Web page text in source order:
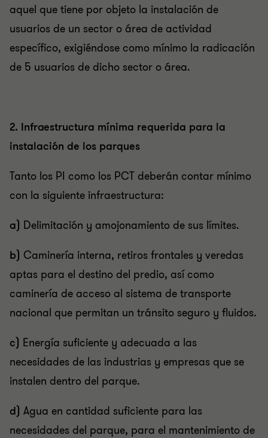
aquel que tiene por objeto la instalación de
usuarios de un sector o área de actividad
específico, exigiéndose como mínimo la radicación
de 5 usuarios de dicho sector o área.
2. Infraestructura mínima requerida para la
instalación de los parques
Tanto los PI como los PCT deberán contar mínimo
con la siguiente infraestructura:
a) Delimitación y amojonamiento de sus límites.
b) Caminería interna, retiros frontales y veredas
aptas para el destino del predio, así como
caminería de acceso al sistema de transporte
nacional que permitan un tránsito seguro y fluidos.
c) Energía suficiente y adecuada a las
necesidades de las industrias y empresas que se
instalen dentro del parque.
d) Agua en cantidad suficiente para las
necesidades del parque, para el mantenimiento de